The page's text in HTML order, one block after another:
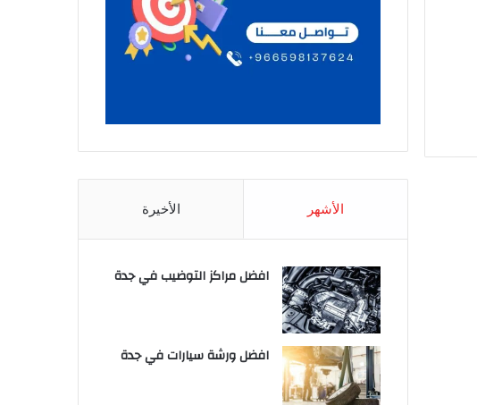
الأشهر الأخيرة
افضل مراكز التوضيب في جدة
افضل ورشة سيارات في جدة